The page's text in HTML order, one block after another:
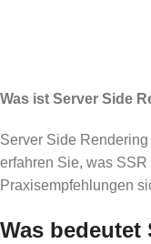
Was ist Server Side
Server Side
erfahren Sie, was
Praxisempfehlungen
Was bedeutet